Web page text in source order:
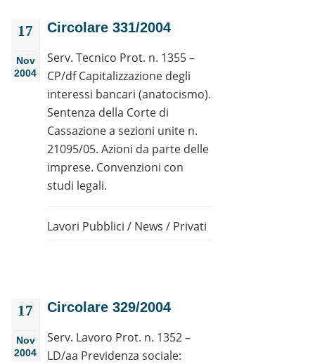
17
Nov
2004
Circolare 331/2004
Serv. Tecnico Prot. n. 1355 –
CP/df Capitalizzazione degli
interessi bancari (anatocismo).
Sentenza della Corte di
Cassazione a sezioni unite n.
21095/05. Azioni da parte delle
imprese. Convenzioni con
studi legali.
Lavori Pubblici / News / Privati
17
Nov
2004
Circolare 329/2004
Serv. Lavoro Prot. n. 1352 –
LD/aa Previdenza sociale: